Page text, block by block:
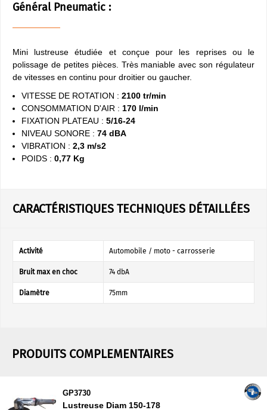
Général Pneumatic :
Mini lustreuse étudiée et conçue pour les reprises ou le
polissage de petites pièces. Très maniable avec son régulateur
de vitesses en continu pour droitier ou gaucher.
VITESSE DE ROTATION : 2100 tr/min
CONSOMMATION D'AIR : 170 l/min
FIXATION PLATEAU : 5/16-24
NIVEAU SONORE : 74 dBA
VIBRATION : 2,3 m/s2
POIDS : 0,77 Kg
CARACTÉRISTIQUES TECHNIQUES DÉTAILLÉES
Activité Automobile / moto - carrosserie
Bruit max en choc 74 dbA
Diamètre 75mm
PRODUITS COMPLEMENTAIRES
GP3730
Lustreuse Diam 150-178